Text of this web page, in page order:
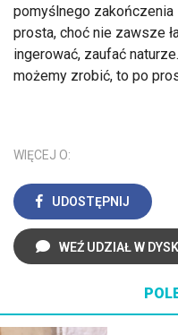
pomyślnego
prosta, choć nie zawsze
ingerować, zaufać
możemy zrobić, to po
WIĘCEJ O:
UDOSTĘPNIJ
WEŹ UDZIAŁ W